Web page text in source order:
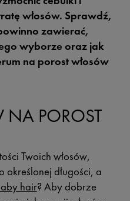
włosów. Sprawdź,
zawierać,
wyborze oraz jak
na porost włosów
POROST
Twoich włosów,
długości, a
hair? Aby dobrze